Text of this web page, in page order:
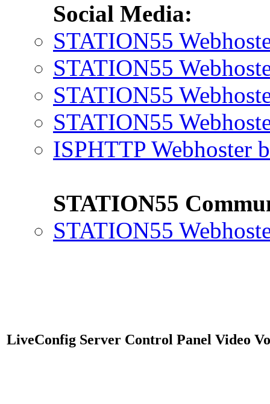
Social Media:
STATION55
STATION55
STATION55
STATION55
ISPHTTP Webhoster
STATION55
STATION55
LiveConfig Server Control Panel Video